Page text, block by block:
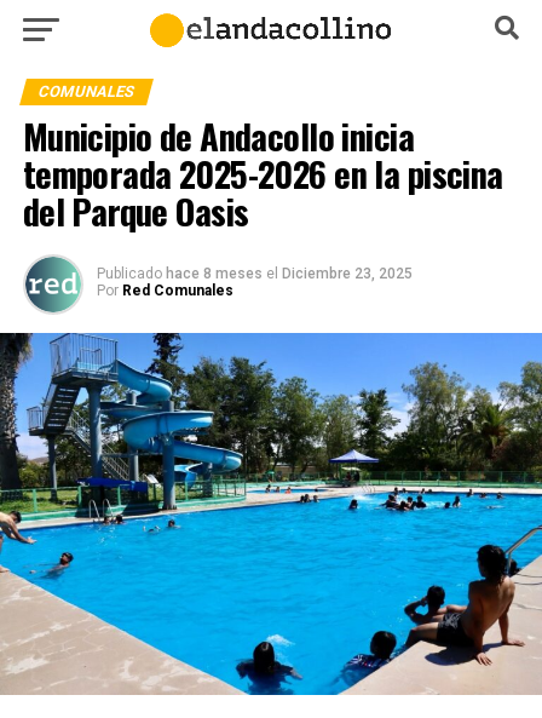
COMUNALES
Municipio de Andacollo inicia
temporada 2025-2026 en la piscina
del Parque Oasis
Publicado hace 8 meses el Diciembre 23, 2025
Por Red Comunales